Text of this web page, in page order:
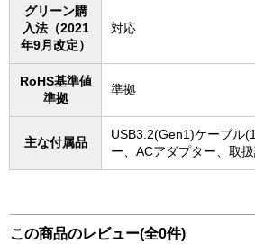
グリーン購
入法（2021
年9月改定）
対応
RoHS基準値
準拠
準拠
主な付属品
USB3.2(Gen1)ケーブル
ー、ACアダプター、取扱
この商品のレビュー(全0件)